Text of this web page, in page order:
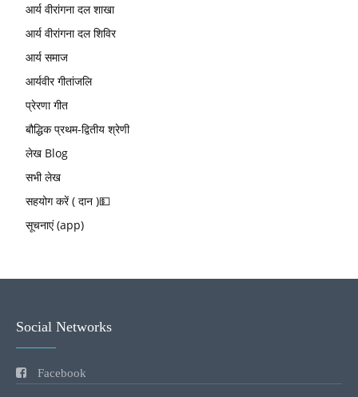
आर्य वीरांगना दल शाखा
आर्य वीरांगना दल शिविर
आर्य समाज
आर्यवीर गीतांजलि
प्रेरणा गीत
बौद्धिक प्रथम-द्वितीय श्रेणी
लेख Blog
सभी लेख
सहयोग करें ( दान )💵
सूचनाएं (app)
Social Networks
Facebook